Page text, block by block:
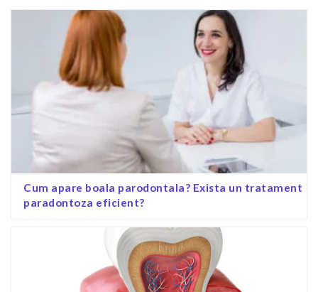
Cum apare boala parodontala? Exista un tratament
paradontoza eficient?